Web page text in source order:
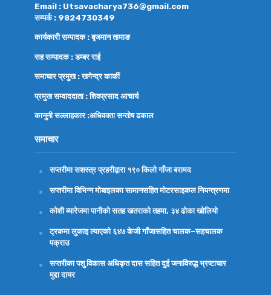
Email : Utsavacharya736@gmail.com
सम्पर्क : 9824730349
कार्यकारी सम्पादक : बृजमान तामाङ
सह सम्पादक : डम्बर राई
समाचार प्रमुख : खगेन्द्र कार्की
प्रमुख सम्वाददाता : शिवप्रसाद आचार्य
कानुनी सल्लाहकार :अधिवक्तासन्तोष ढकाल
समाचार
सप्तरीमा सशस्त्र प्रहरीद्वारा १९० किलो गाँजा बरामद
सप्तरीमा विभिन्न मोबाइलका सामानसहित मोटरसाइकल नियन्त्रणमा
कोशी ब्यारेजमा पानीको सतह खतराको तहमा, ३४ ढोका खोलियो
ट्रकमा लुकाइ ल्याएको ६४७ केजी गाँजासहित चालक–सहचालक
पक्राउ
सप्तरीका पशु विकास अधिकृत दास सहित दुई जनाविरुद्ध भ्रष्टाचार
मुद्दा दायर